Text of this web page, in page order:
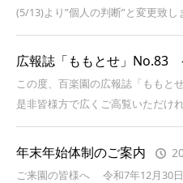
(5/13)より”個人の判断”と変更致
広報誌「ももとせ」No.83
この度、百楽園の広報誌「ももと
是非皆様方で広くご高覧いただけ
年末年始体制のご案内
ご来園の皆様へ 令和7年12月30日